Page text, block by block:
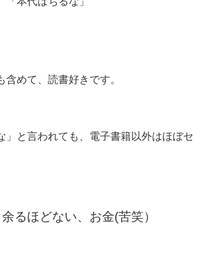
めて、読書好きです。
」と言われても、電子書籍以外はほぼセ
るほどない、お金(苦笑）